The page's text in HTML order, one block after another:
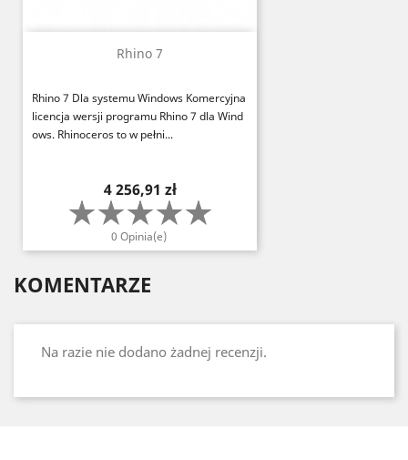
Rhino 7
Rhino 7 Dla systemu Windows Komercyjna
licencja wersji programu Rhino 7 dla Wind
ows. Rhinoceros to w pełni...
Cena
4 256,91 zł
0 Opinia(e)
KOMENTARZE
Na razie nie dodano żadnej recenzji.